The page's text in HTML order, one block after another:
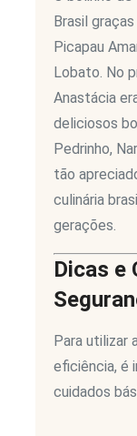
Brasil
Picapau
Lobato. No
Anastácia
deliciosos
Pedrinho,
tão
culinária
gerações.
Dicas e
Para utilizar
eficiência, é
cuidados